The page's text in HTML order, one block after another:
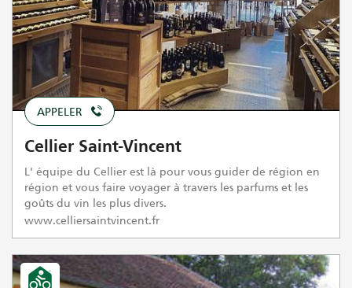
APPELER
Cellier Saint-Vincent
L' équipe du Cellier est là pour vous guider de région en
région et vous faire voyager à travers les parfums et les
goûts du vin les plus divers.
www.celliersaintvincent.fr